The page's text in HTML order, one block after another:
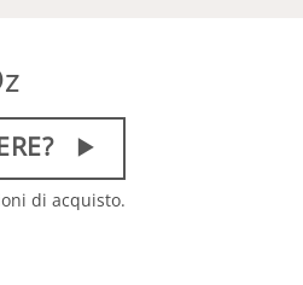
di acquisto.